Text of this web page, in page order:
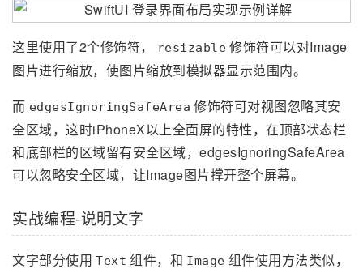
这里使用了2个修饰符， resizable 修饰符可以对Image
图片进行缩放，使图片缩放到模拟器显示范围内。
而 edgesIgnoringSafeArea 修饰符可对视图忽略其安
全区域，这时iPhoneX以上全面屏的特性，在顶部状态栏
和底部栏的区域留有安全区域，edgesIgnoringSafeArea
可以忽略安全区域，让Image图片撑开整个屏幕。
实战编程-说明文字
文字部分使用 Text 组件，和 Image 组件使用方法类似，